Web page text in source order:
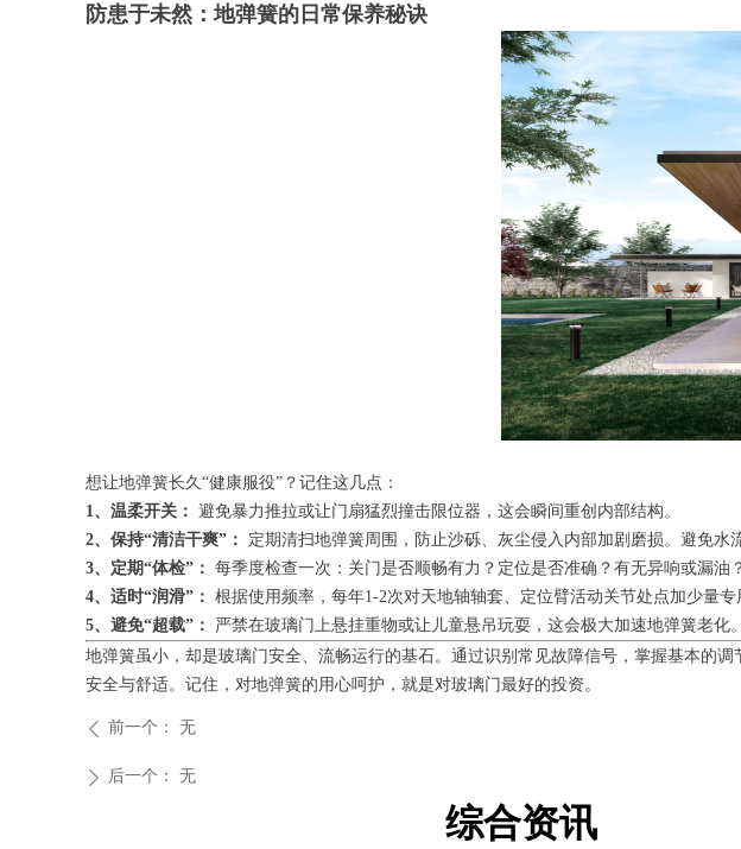
防患于未然：地弹簧的日常保养秘诀
想让地弹簧长久“健康服役”？记住这几点：
1、温柔开关： 避免暴力推拉或让门扇猛烈撞击限位器，这会瞬间重创内部结构。
2、保持“清洁干爽”：
定期清扫地弹簧周围，防止沙砾、灰尘侵入内部加剧磨损。避免水
3、定期“体检”： 每季度检查一次：关门是否顺畅有力？定位是否准确？有无异响或漏油
4、适时“润滑”： 根据使用频率，每年1-2次对天地轴轴套、定位臂活动关节处点加少量专
5、避免“超载”：
严禁在玻璃门上悬挂重物或让儿童悬吊玩耍，这会极大加速地弹簧老化。
地弹簧虽小，却是玻璃门安全、流畅运行的基石。通过识别常见故障信号，掌握基本的
安全与舒适。记住，对地弹簧的用心呵护，就是对玻璃门最好的投资。
ꄴ 前一个： 无
ꄲ 后一个： 无
综合资讯